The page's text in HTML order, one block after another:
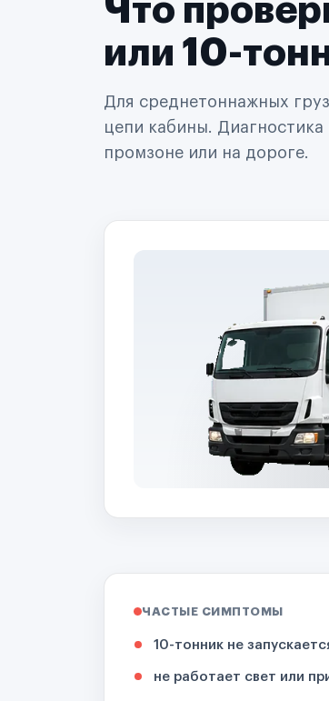
Строительные компании
Ремонт спецтехники
Управляющие компании
Страховые компании
B2B-дистрибьюторы
Что
или 10-
Для среднетоннажных
цепи кабины.
промзоне или на дороге.
ЧАСТЫЕ СИМПТОМЫ
10-тонник не
не работает свет или